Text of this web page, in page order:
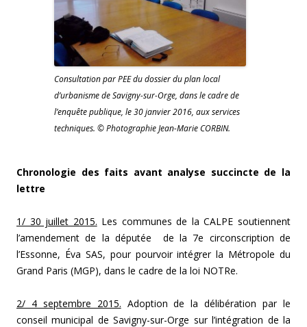
Consultation par PEE du dossier du plan local
d’urbanisme de Savigny-sur-Orge, dans le cadre de
l’enquête publique, le 30 janvier 2016, aux services
techniques. © Photographie Jean-Marie CORBIN.
Chronologie des faits avant analyse succincte de la
lettre
1/ 30 juillet 2015. Les communes de la CALPE soutiennent
l’amendement de la députée de la 7e circonscription de
l’Essonne, Éva SAS, pour pourvoir intégrer la Métropole du
Grand Paris (MGP), dans le cadre de la loi NOTRe.
2/ 4 septembre 2015. Adoption de la délibération par le
conseil municipal de Savigny-sur-Orge sur l’intégration de la